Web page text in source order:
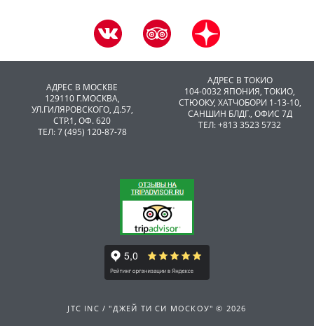
АДРЕС В МОСКВЕ
129110 Г.МОСКВА,
УЛ.ГИЛЯРОВСКОГО, Д.57,
СТР.1, ОФ. 620
ТЕЛ: 7 (495) 120-87-78
АДРЕС В ТОКИО
104-0032 ЯПОНИЯ, ТОКИО,
CТЮОКУ, ХАТЧОБОРИ 1-13-10,
САНШИН БЛДГ., ОФИС 7Д
ТЕЛ: +813 3523 5732
JTC INC / "ДЖЕЙ ТИ СИ МОСКОУ" © 2026